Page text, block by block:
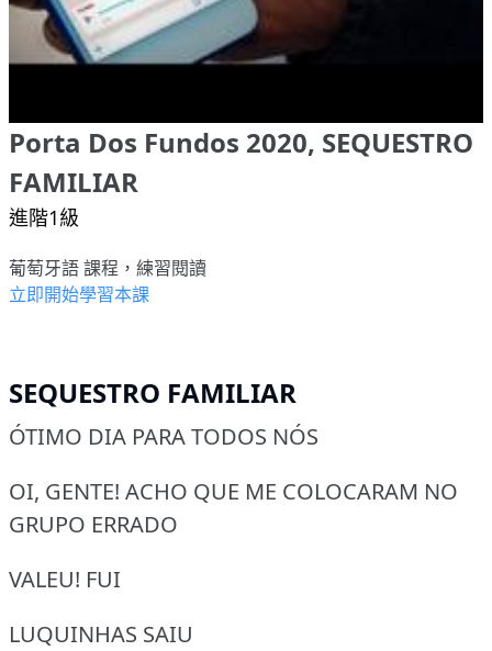
Porta Dos Fundos 2020, SEQUESTRO
FAMILIAR
進階1級
葡萄牙語 課程，練習閱讀
立即開始學習本課
SEQUESTRO FAMILIAR
ÓTIMO DIA PARA TODOS NÓS
OI, GENTE! ACHO QUE ME COLOCARAM NO
GRUPO ERRADO
VALEU! FUI
LUQUINHAS SAIU